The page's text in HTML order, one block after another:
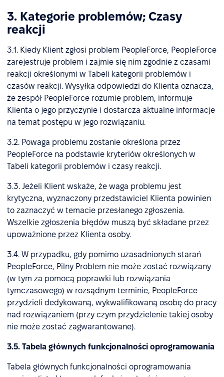
3. Kategorie problemów; Czasy
reakcji
3.1. Kiedy Klient zgłosi problem PeopleForce, PeopleForce
zarejestruje problem i zajmie się nim zgodnie z czasami
reakcji określonymi w Tabeli kategorii problemów i
czasów reakcji. Wysyłka odpowiedzi do Klienta oznacza,
że zespół PeopleForce rozumie problem, informuje
Klienta o jego przyczynie i dostarcza aktualne informacje
na temat postępu w jego rozwiązaniu.
3.2. Powaga problemu zostanie określona przez
PeopleForce na podstawie kryteriów określonych w
Tabeli kategorii problemów i czasy reakcji.
3.3. Jeżeli Klient wskaże, że waga problemu jest
krytyczna, wyznaczony przedstawiciel Klienta powinien
to zaznaczyć w temacie przesłanego zgłoszenia.
Wszelkie zgłoszenia błędów muszą być składane przez
upoważnione przez Klienta osoby.
3.4. W przypadku, gdy pomimo uzasadnionych starań
PeopleForce, Pilny Problem nie może zostać rozwiązany
(w tym za pomocą poprawki lub rozwiązania
tymczasowego) w rozsądnym terminie, PeopleForce
przydzieli dedykowaną, wykwalifikowaną osobę do pracy
nad rozwiązaniem (przy czym przydzielenie takiej osoby
nie może zostać zagwarantowane).
3.5. Tabela głównych funkcjonalności oprogramowania
Tabela głównych funkcjonalności oprogramowania